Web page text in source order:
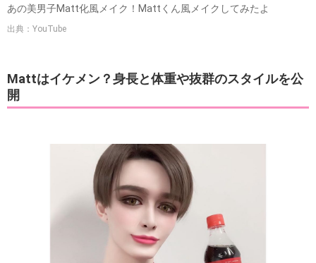
あの美男子Matt化風メイク！Mattくん風メイクしてみたよ
出典：YouTube
Mattはイケメン？身長と体重や抜群のスタイルを公
開